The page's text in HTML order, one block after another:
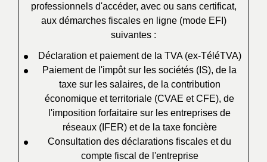
professionnels d'accéder, avec ou sans certificat,
aux démarches fiscales en ligne (mode EFI)
suivantes :
Déclaration et paiement de la TVA (ex-TéléTVA)
Paiement de l'impôt sur les sociétés (IS), de la
taxe sur les salaires, de la contribution
économique et territoriale (CVAE et CFE), de
l'imposition forfaitaire sur les entreprises de
réseaux (IFER) et de la taxe foncière
Consultation des déclarations fiscales et du
compte fiscal de l'entreprise